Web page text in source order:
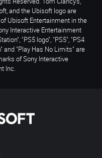
and the Ubisoft logo are
Ubisoft Entertainment in the
Interactive Entertainment
"PS5 logo", "PS5", "PS4
and "Play Has No Limits" are
of Sony Interactive
Inc.